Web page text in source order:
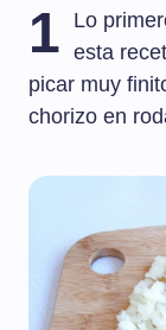
1
Lo
esta
picar muy
chorizo en